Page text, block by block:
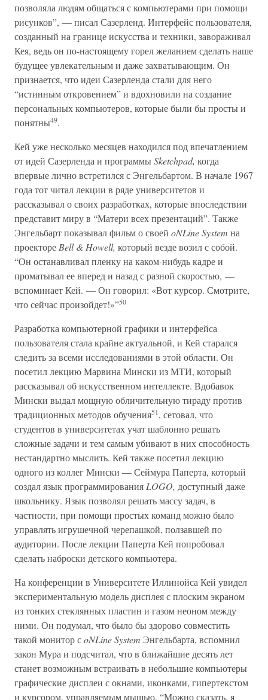
позволяла людям общаться с компьютерами при помощи
рисунков”, — писал Сазерленд. Интерфейс пользователя,
созданный на границе искусства и техники, завораживал
Кея, ведь он по-настоящему горел желанием сделать наше
будущее увлекательным и даже захватывающим. Он
признается, что идеи Сазерленда стали для него
“истинным откровением” и вдохновили на создание
персональных компьютеров, которые были бы просты и
понятны49.
Кей уже несколько месяцев находился под впечатлением
от идей Сазерленда и программыSketchpad, когда
впервые лично встретился с Энгельбартом. В начале 1967
года тот читал лекции в ряде университетов и
рассказывал о своих разработках, которые впоследствии
представит миру в “Матери всех презентаций”. Также
Энгельбарт показывал фильм о своей oNLine System на
проекторе Bell & Howell, который везде возил с собой.
“Он останавливал пленку на каком-нибудь кадре и
проматывал ее вперед и назад с разной скоростью, —
вспоминает Кей. — Он говорил: «Вот курсор. Смотрите,
что сейчас произойдет!»”50
Разработка компьютерной графики и интерфейса
пользователя стала крайне актуальной, и Кей старался
следить за всеми исследованиями в этой области. Он
посетил лекцию Марвина Мински из МТИ, который
рассказывал об искусственном интеллекте. Вдобавок
Мински выдал мощную обличительную тираду против
традиционных методов обучения51, сетовал, что
студентов в университетах учат шаблонно решать
сложные задачи и тем самым убивают в них способность
нестандартно мыслить. Кей также посетил лекцию
одного из коллег Мински — Сеймура Паперта, который
создал язык программирования LOGO, доступный даже
школьнику. Язык позволял решать массу задач, в
частности, при помощи простых команд можно было
управлять игрушечной черепашкой, ползавшей по
аудитории. После лекции Паперта Кей попробовал
сделать наброски детского компьютера.
На конференции в Университете Иллинойса Кей увидел
экспериментальную модель дисплея с плоским экраном
из тонких стеклянных пластин и газом неоном между
ними. Он подумал, что было бы здорово совместить
такой монитор сoNLine System Энгельбарта, вспомнил
закон Мура и подсчитал, что в ближайшие десять лет
станет возможным встраивать в небольшие компьютеры
графические дисплеи с окнами, иконками, гипертекстом
и курсором, управляемым мышью. “Можно сказать, я